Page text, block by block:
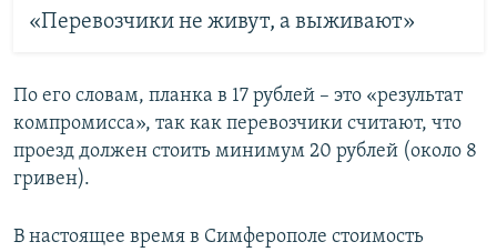
«Перевозчики не живут, а выживают»
По его словам, планка в 17 рублей – это «результат
компромисса», так как перевозчики считают, что
проезд должен стоить минимум 20 рублей (около 8
гривен).
В настоящее время в Симферополе стоимость